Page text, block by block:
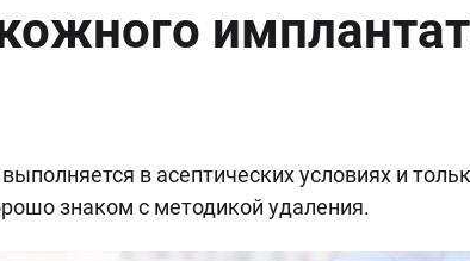
в асептических условиях и
знаком с методикой удаления.